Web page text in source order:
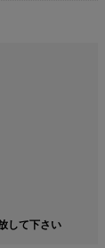
して下さい